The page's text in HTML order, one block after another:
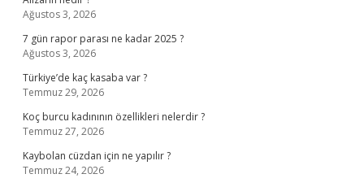
Ağustos 3, 2026
7 gün rapor parası ne kadar 2025 ?
Ağustos 3, 2026
Türkiye’de kaç kasaba var ?
Temmuz 29, 2026
Koç burcu kadınının özellikleri nelerdir ?
Temmuz 27, 2026
Kaybolan cüzdan için ne yapılır ?
Temmuz 24, 2026